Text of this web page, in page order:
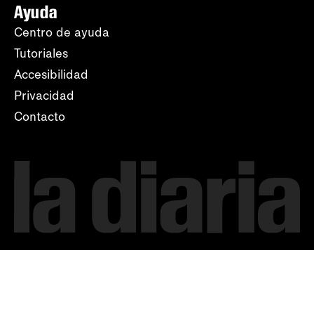
Ayuda
Centro de ayuda
Tutoriales
Accesibilidad
Privacidad
Contacto